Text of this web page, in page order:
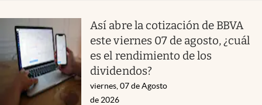
Así abre la cotización de BBVA
este viernes 07 de agosto, ¿cuál
es el rendimiento de los
dividendos?
viernes, 07 de Agosto
de 2026